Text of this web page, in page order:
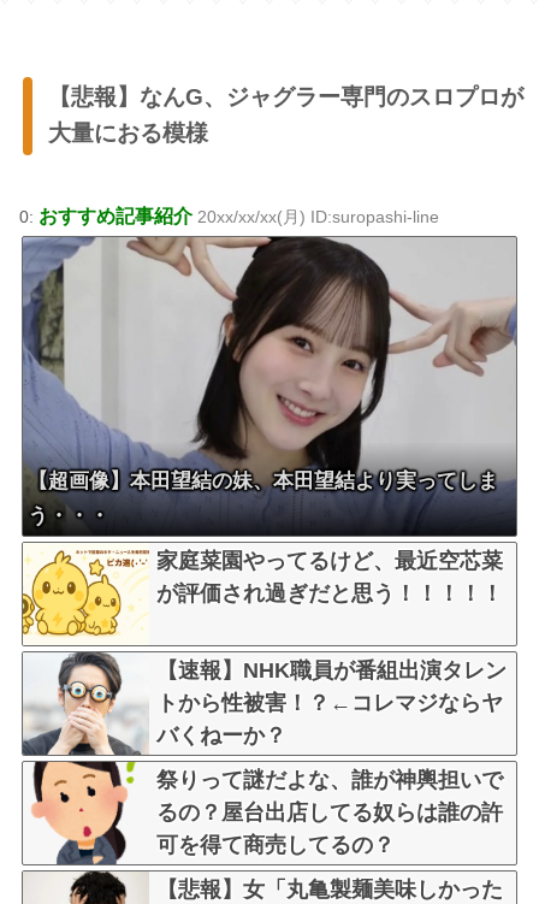
【悲報】なんG、ジャグラー専門のスロプロが
大量におる模様
0: おすすめ記事紹介20xx/xx/xx(月) ID:suropashi-line
【超画像】本田望結の妹、本田望結より実ってしま
う・・・
家庭菜園やってるけど、最近空芯菜
が評価され過ぎだと思う！！！！！
【速報】NHK職員が番組出演タレン
トから性被害！？←コレマジならヤ
バくねーか？
祭りって謎だよな、誰が神輿担いで
るの？屋台出店してる奴らは誰の許
可を得て商売してるの？
【悲報】女「丸亀製麺美味しかった